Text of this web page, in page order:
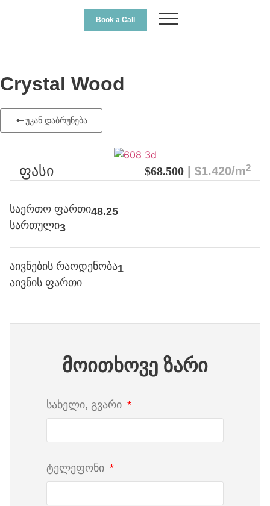
Book a Call
Crystal Wood
უკან დაბრუნება
ფასი $68.500 | $1.420/m2
საერთო ფართი48.25
სართული3
აივნების რაოდენობა1
აივნის ფართი
მოითხოვე ზარი
სახელი, გვარი
ტელეფონი